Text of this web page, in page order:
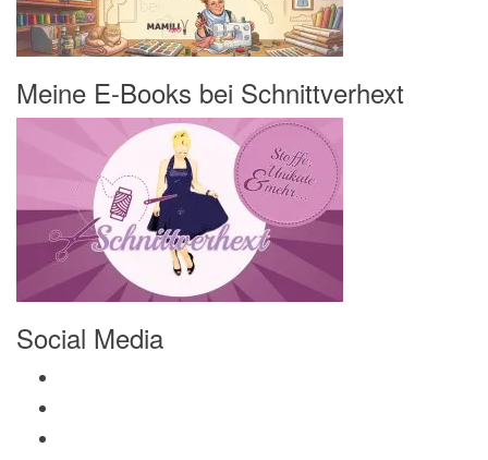
Meine E-Books bei Schnittverhext
Social Media